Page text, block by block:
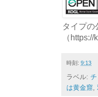
タイプの
（
時刻: 9:13
ラベル:
は黄金窟